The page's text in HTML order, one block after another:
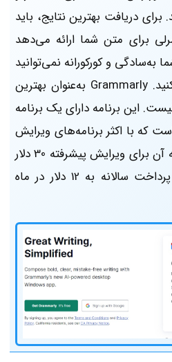
دریافت بهترین نتایج، باید
برای متن شما ارائه می‌دهد
به‌سادگی و کورکورانه نمی‌توانید
از پیشنهاد‌های آن پیروی کنید. Grammarly به‌عنوان بهترین
نیست. این برنامه دارای یک برنامه
که با اکثر برنامه‌های ویرایش
رایگان رقابت می‌کند. هزینه آن برای ویرایش پیشرفته 30 دلار
در ماه است و در صورت پرداخت سالانه به 12 دلار در ماه